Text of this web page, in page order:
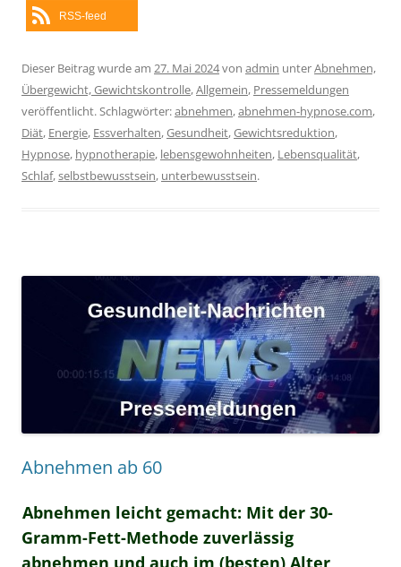
RSS-feed
Dieser Beitrag wurde am 27. Mai 2024von admin unterAbnehmen,
Übergewicht, Gewichtskontrolle,Allgemein, Pressemeldungen
veröffentlicht. Schlagwörter:abnehmen,abnehmen-hypnose.com,
Diät, Energie, Essverhalten,Gesundheit,Gewichtsreduktion,
Hypnose, hypnotherapie, lebensgewohnheiten, Lebensqualität,
Schlaf,selbstbewusstsein, unterbewusstsein.
Abnehmen ab 60
Abnehmen leicht gemacht: Mit der 30-
Gramm-Fett-Methode zuverlässig
abnehmen und auch im (besten) Alter